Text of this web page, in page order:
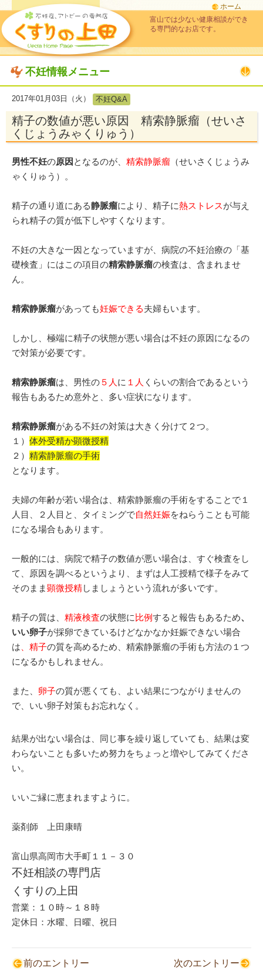
ホーム
富山では少ない健康相談ができ
る専門的なお店です。
不妊情報メニュー
2017年01月03日（火） 不妊Q&A
精子の数値が悪い原因 精索静脈瘤（せいさ
くじょうみゃくりゅう）
男性不妊の原因 となるのが、 精索静脈瘤 （せいさくじょうみ
ゃくりゅう）。
精子の通り道にある静脈瘤により、精子に熱ストレスが与え
られ精子の質が低下しやすくなります。
不妊の大きな一因となっていますが、病院の不妊治療の「基
礎検査」にはこの項目の精索静脈瘤の検査は、含まれませ
ん。
精索静脈瘤があっても妊娠できる夫婦もいます。
しかし、極端に精子の状態が悪い場合は不妊の原因になるの
で対策が必要です。
精索静脈瘤は、男性の ５人 に １人 くらいの割合であるという
報告もあるため意外と、多い症状になります。
精索静脈瘤がある不妊の対策は大きく分けて２つ。
１） 体外受精か顕微授精
２） 精索静脈瘤の手術
となります。
夫婦の年齢が若い場合は、精索静脈瘤の手術をすることで１
人目、２人目と、タイミングで自然妊娠をねらうことも可能
になる場合もあります。
一般的には、病院で精子の数値が悪い場合は、すぐ検査をし
て、原因を調べるというより、まずは人工授精で様子をみて
そのまま顕微授精しましょうという流れが多いです。
精子の質は、 精液検査の状態に 比例すると報告もあるため、
いい卵子が採卵できているけどなかなか妊娠できない場合
は 、精子の質を高めるため、精索静脈瘤の手術も方法の１つ
になるかもしれません。
また、 卵子の質が悪くても、よい結果につながりませんの
で、いい卵子対策もお忘れなく。
結果が出ない場合は、同じ事を繰り返していても、結果は変
わらないことも多いため努力をちょっと増やしてみてくださ
い。
いいご縁に恵まれますように。
薬剤師 上田康晴
富山県高岡市大手町１１－３０
不妊相談の専門店
くすりの上田
営業：１０時～１８時
定休日：水曜、日曜、祝日
前のエントリー 次のエントリー